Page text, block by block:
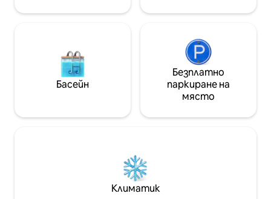
красотата на
Басейн
Безплатно
паркиране на
място
Климатик